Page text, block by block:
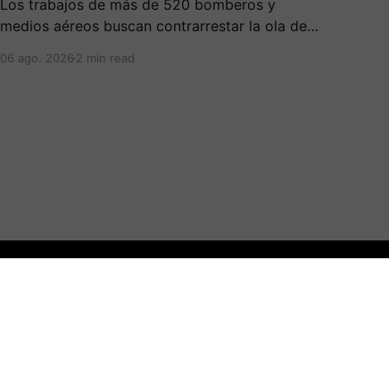
Los trabajos de más de 520 bomberos y
medios aéreos buscan contrarrestar la ola de
cinco fallecidos, miles de evacuados e
06 ago. 20262 min read